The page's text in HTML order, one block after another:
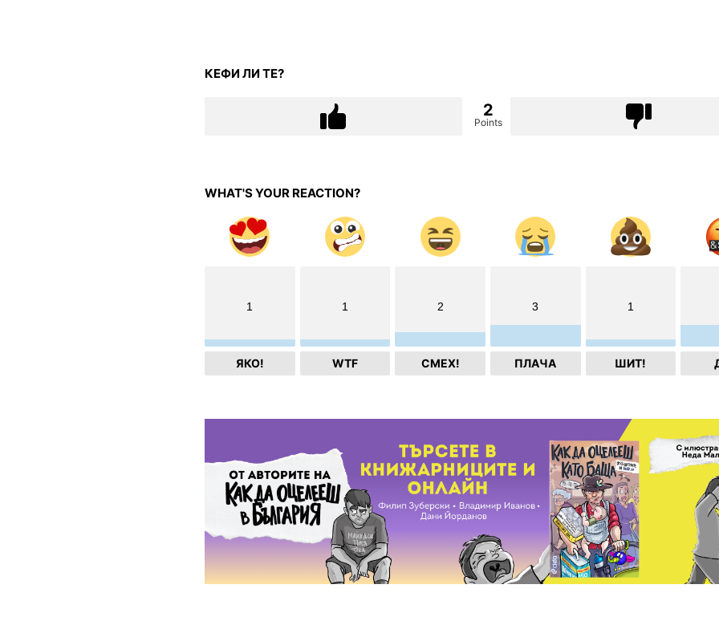
КЕФИ ЛИ ТЕ?
2
Points
WHAT'S YOUR REACTION?
1
ЯКО!
1
WTF
2
СМЕХ!
3
ПЛАЧА
1
ШИТ!